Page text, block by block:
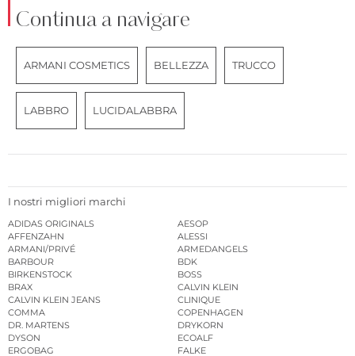
Continua a navigare
ARMANI COSMETICS BELLEZZA TRUCCO
LABBRO LUCIDALABBRA
I nostri migliori marchi
ADIDAS ORIGINALS
AESOP
AFFENZAHN
ALESSI
ARMANI/PRIVÉ
ARMEDANGELS
BARBOUR
BDK
BIRKENSTOCK
BOSS
BRAX
CALVIN KLEIN
CALVIN KLEIN JEANS
CLINIQUE
COMMA
COPENHAGEN
DR. MARTENS
DRYKORN
DYSON
ECOALF
ERGOBAG
FALKE